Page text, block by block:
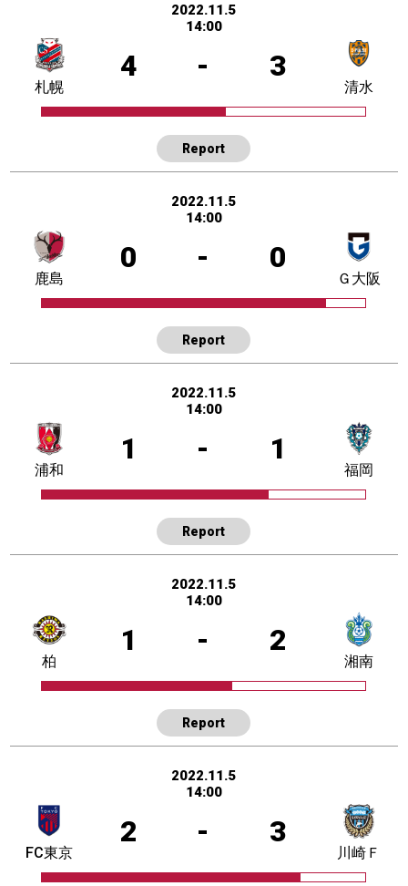
2022.11.5
14:00
4 - 3
札幌 清水
Report
2022.11.5
14:00
0 - 0
鹿島 Ｇ大阪
Report
2022.11.5
14:00
1 - 1
浦和 福岡
Report
2022.11.5
14:00
1 - 2
柏 湘南
Report
2022.11.5
14:00
2 - 3
FC東京 川崎Ｆ